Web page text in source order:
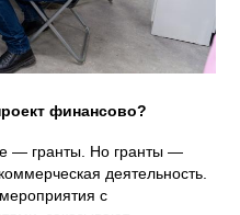
финансово?
— гранты. Но гранты —
деятельность.
с